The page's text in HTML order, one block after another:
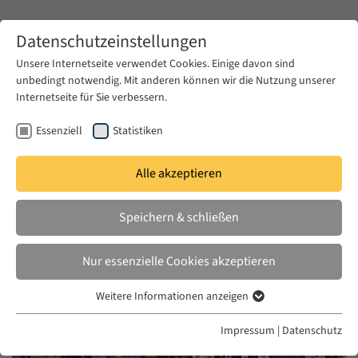
Zum Hauptinhalt springen
DI. 17 JULI 2018
Interview with Yuval Evri
Datenschutzeinstellungen
Unsere Internetseite verwendet Cookies. Einige davon sind
unbedingt notwendig. Mit anderen können wir die Nutzung unserer
Internetseite für Sie verbessern.
Essenziell Statistiken
Alle akzeptieren
Speichern & schließen
Nur essenzielle Cookies akzeptieren
Essenzielle Cookies werden für grundlegende Funktionen der
Weitere Informationen anzeigen
Impressum | Datenschutz